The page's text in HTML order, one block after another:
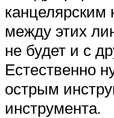
между этих
не будет и с
Естественно
острым
инструмента.